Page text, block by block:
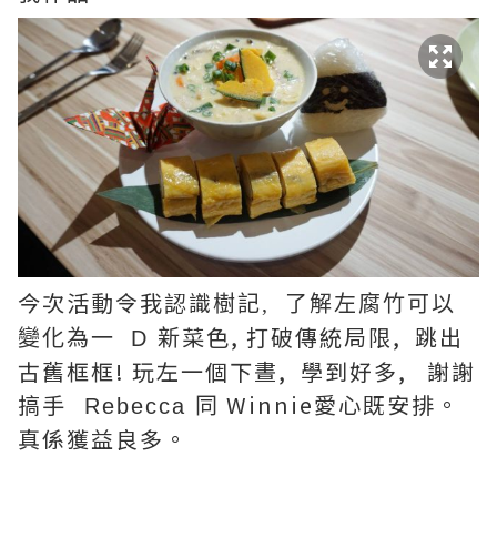
今次活動令我認識樹記, 了解左腐竹可以
變化為一 D 新菜色, 打破傳統局限, 跳出
古舊框框! 玩左一個下晝, 學到好多, 謝謝
搞手 Rebecca 同 Winnie愛心既安排。
真係獲益良多。